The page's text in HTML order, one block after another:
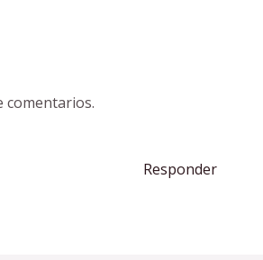
comentarios.
Responder